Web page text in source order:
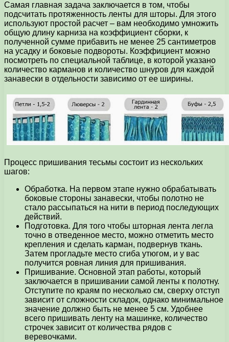
Самая главная задача заключается в том, чтобы
подсчитать протяженность ленты для шторы. Для этого
используют простой расчет – вам необходимо умножить
общую длину карниза на коэффициент сборки, к
полученной сумме прибавить не менее 25 сантиметров
на усадку и боковые подвороты. Коэффициент можно
посмотреть по специальной таблице, в которой указано
количество карманов и количество шнуров для каждой
занавески в отдельности зависимо от ее ширины.
Процесс пришивания тесьмы состоит из нескольких
шагов:
Обработка. На первом этапе нужно обрабатывать
боковые стороны занавески, чтобы полотно не
стало рассыпаться на нити в период последующих
действий.
Подготовка. Для того чтобы шторная лента легла
точно в отведенное место, можно отметить место
крепления и сделать карман, подвернув ткань.
Затем прогладьте место сгиба утюгом, и у вас
получится ровная линия для пришивания.
Пришивание. Основной этап работы, который
заключается в пришивании самой ленты к полотну.
Отступите по краям по несколько см, сверху отступ
зависит от сложности складок, однако минимальное
значение должно быть не менее 5 см. Удобнее
всего пришивать ленту на машинке, количество
строчек зависит от количества рядов с
веревочками.